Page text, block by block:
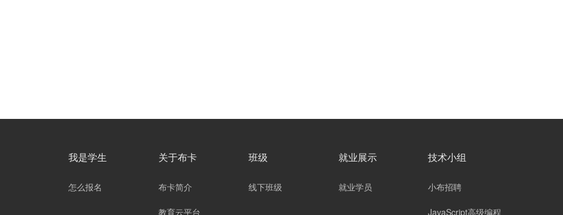
我是学生
怎么报名
关于布卡
布卡简介
教育云平台
班级
线下班级
就业展示
就业学员
技术小组
小布招聘
JavaScript高级编程